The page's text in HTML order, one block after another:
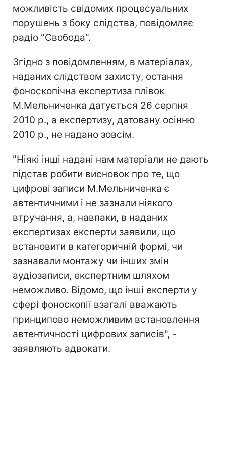
можливість свідомих процесуальних
порушень з боку слідства, повідомляє
радіо "Свобода".
Згідно з повідомленням, в матеріалах,
наданих слідством захисту, остання
фоноскопічна експертиза плівок
М.Мельниченка датується 26 серпня
2010 р., а експертизу, датовану осінню
2010 р., не надано зовсім.
"Ніякі інші надані нам матеріали не дають
підстав робити висновок про те, що
цифрові записи М.Мельниченка є
автентичними і не зазнали ніякого
втручання, а, навпаки, в наданих
експертизах експерти заявили, що
встановити в категоричній формі, чи
зазнавали монтажу чи інших змін
аудіозаписи, експертним шляхом
неможливо. Відомо, що інші експерти у
сфері фоноскопії взагалі вважають
принципово неможливим встановлення
автентичності цифрових записів", -
заявляють адвокати.